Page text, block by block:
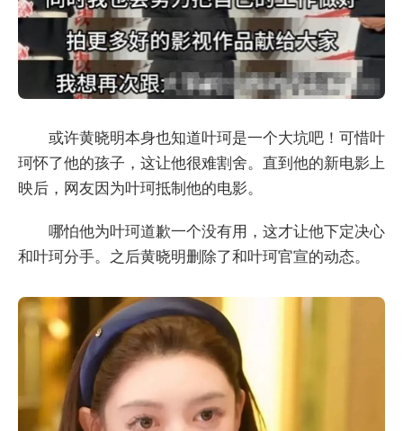
或许黄晓明本身也知道叶珂是一个大坑吧！可惜叶
珂怀了他的孩子，这让他很难割舍。直到他的新电影上
映后，网友因为叶珂抵制他的电影。
哪怕他为叶珂道歉一个没有用，这才让他下定决心
和叶珂分手。之后黄晓明删除了和叶珂官宣的动态。